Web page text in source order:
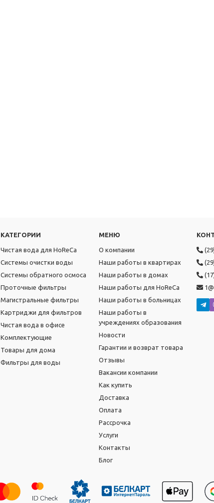
КАТЕГОРИИ
Чистая вода для HoReCa
Системы очистки воды
Системы обратного осмоса
Проточные фильтры
Магистральные фильтры
Картриджи для фильтров
Чистая вода в офисе
Комплектующие
Товары для дома
Фильтры для воды
МЕНЮ
О компании
Наши работы в квартирах
Наши работы в домах
Наши работы для HoReCa
Наши работы в больницах
Наши работы в
учреждениях образования
Новости
Гарантии и возврат товара
Отзывы
Вакансии компании
Как купить
Доставка
Оплата
Рассрочка
Услуги
Контакты
Блог